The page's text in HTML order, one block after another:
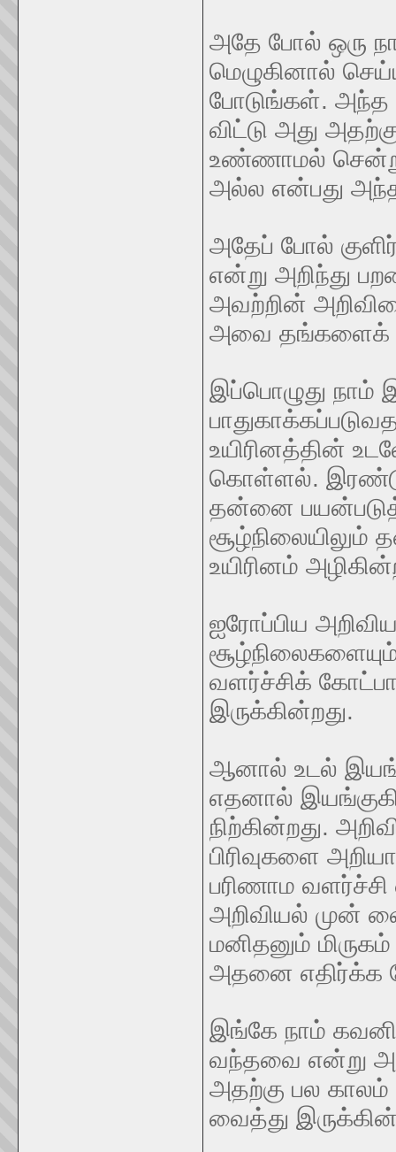
அதே போல் ஒரு
மெழுகினால்
போடுங்கள். அந்த
விட்டு அது
உண்ணாமல் சென்று
அல்ல என்பது அந்த
அதேப் போல்
என்று அறிந்து
அவற்றின்
அவை தங்களைக்
இப்பொழுது நாம்
உயிரினத்தின்
கொள்ளல். இரண்டு
தன்னை
சூழ்நிலையிலும்
உயிரினம்
ஐரோப்பிய
வளர்ச்சிக்
இருக்கின்றது.
ஆனால் உடல்
எதனால்
நிற்கின்றது.
பிரிவுகளை
பரிணாம
அறிவியல் முன்
மனிதனும்
அதனை எதிர்க்க
இங்கே நாம்
வந்தவை என்று
அதற்கு பல காலம்
வைத்து